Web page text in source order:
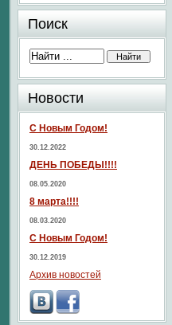
Поиск
Новости
С Новым Годом!
30.12.2022
ДЕНЬ ПОБЕДЫ!!!!
08.05.2020
8 марта!!!!
08.03.2020
С Новым Годом!
30.12.2019
Архив новостей